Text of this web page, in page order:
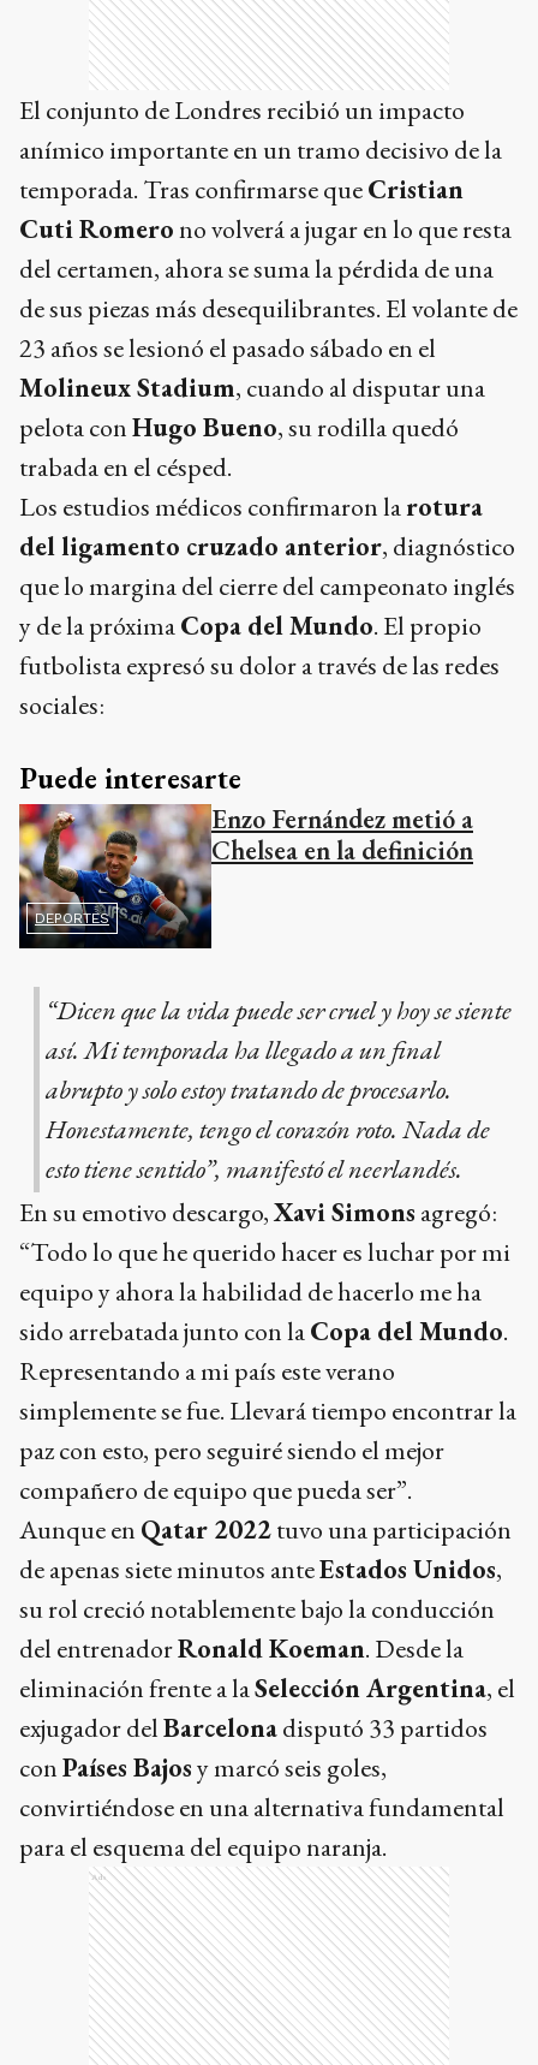
El conjunto de Londres recibió un impacto
anímico importante en un tramo decisivo de la
temporada. Tras confirmarse queCristian
Cuti Romerono volverá a jugar en lo que resta
del certamen, ahora se suma la pérdida de una
de sus piezas más desequilibrantes. El volante de
23 años se lesionó el pasado sábado en el
Molineux Stadium, cuando al disputar una
pelota conHugo Bueno, su rodilla quedó
trabada en el césped.
Los estudios médicos confirmaron larotura
del ligamento cruzado anterior, diagnóstico
que lo margina del cierre del campeonato inglés
y de la próximaCopa del Mundo. El propio
futbolista expresó su dolor a través de las redes
sociales:
Puede interesarte
DEPORTES
Enzo Fernández metió a
Chelsea en la definición
“Dicen que la vida puede ser cruel y hoy se siente
así. Mi temporada ha llegado a un final
abrupto y solo estoy tratando de procesarlo.
Honestamente, tengo el corazón roto. Nada de
esto tiene sentido”, manifestó el neerlandés.
En su emotivo descargo,Xavi Simons agregó:
“Todo lo que he querido hacer es luchar por mi
equipo y ahora la habilidad de hacerlo me ha
sido arrebatada junto con laCopa del Mundo.
Representando a mi país este verano
simplemente se fue. Llevará tiempo encontrar la
paz con esto, pero seguiré siendo el mejor
compañero de equipo que pueda ser”.
Aunque en Qatar 2022tuvo una participación
de apenas siete minutos anteEstados Unidos,
su rol creció notablemente bajo la conducción
del entrenadorRonald Koeman. Desde la
eliminación frente a laSelección Argentina, el
exjugador delBarcelonadisputó 33 partidos
conPaíses Bajosy marcó seis goles,
convirtiéndose en una alternativa fundamental
para el esquema del equipo naranja.
Ads